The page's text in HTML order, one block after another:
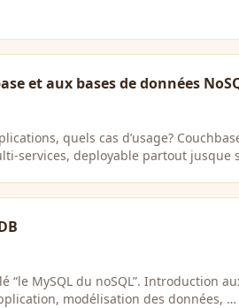
et aux bases de données
quels cas d’usage?
services, deployable partout jusque
“le MySQL du noSQL”. Introduction
modélisation des données, …